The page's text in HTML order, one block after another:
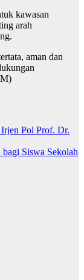
kawasan
arah
aman dan
Pol Prof. Dr.
Siswa Sekolah